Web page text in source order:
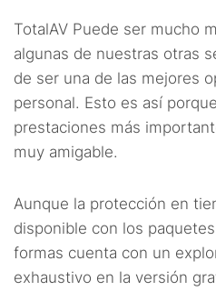
TotalAV Puede ser mucho
algunas de nuestras otras
de ser una de las mejores
personal. Esto es así
prestaciones más
muy amigable.
Aunque la protección en
disponible con los
formas cuenta con un
exhaustivo en la versión